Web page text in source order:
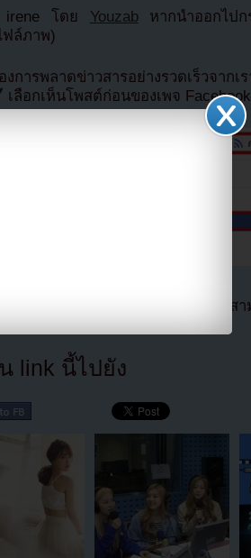
โดย Youzabหากนำออกไปก
ฟล์ภาพ)
งการพลาดข่าวสารอย่างรวดเร็วจา
เลือกเห็นโพสต์ก่อนของเพจ
นๆสามารถติดตามเราได้อีกช่องทาง
link นี้ไปยัง